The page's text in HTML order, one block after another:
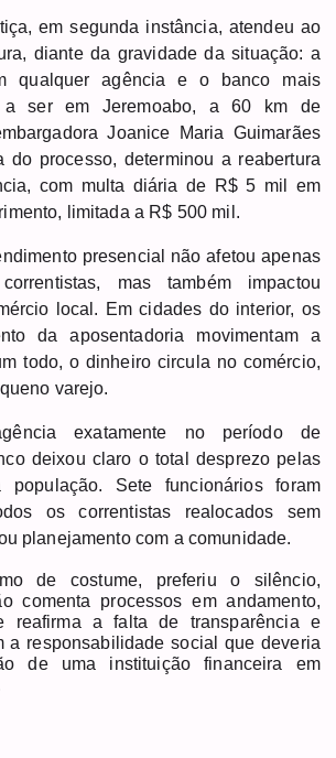
em segunda instância, atendeu ao
diante da gravidade da situação: a
qualquer agência e o banco mais
a ser em Jeremoabo, a 60 km de
Joanice Maria Guimarães
do processo, determinou a reabertura
com multa diária de R$ 5 mil em
limitada a R$ 500 mil.
presencial não afetou apenas
mas também impactou
local. Em cidades do interior, os
da aposentadoria movimentam a
todo, o dinheiro circula no comércio,
varejo.
exatamente no período de
deixou claro o total desprezo pelas
população. Sete funcionários foram
os correntistas realocados sem
planejamento com a comunidade.
de costume, preferiu o silêncio,
comenta processos em andamento,
reafirma a falta de transparência e
a responsabilidade social que deveria
de uma instituição financeira em